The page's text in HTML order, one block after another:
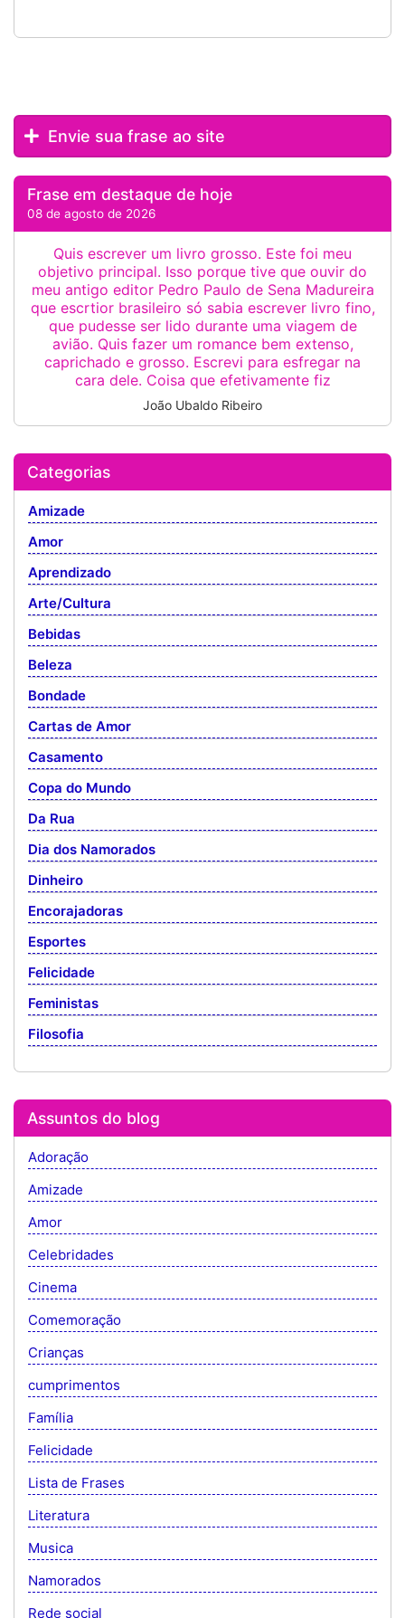
Envie sua frase ao site
Frase em destaque de hoje
08 de agosto de 2026
Quis escrever um livro grosso. Este foi meu
objetivo principal. Isso porque tive que ouvir do
meu antigo editor Pedro Paulo de Sena Madureira
que escrtior brasileiro só sabia escrever livro fino,
que pudesse ser lido durante uma viagem de
avião. Quis fazer um romance bem extenso,
caprichado e grosso. Escrevi para esfregar na
cara dele. Coisa que efetivamente fiz
João Ubaldo Ribeiro
Categorias
Amizade
Amor
Aprendizado
Arte/Cultura
Bebidas
Beleza
Bondade
Cartas de Amor
Casamento
Copa do Mundo
Da Rua
Dia dos Namorados
Dinheiro
Encorajadoras
Esportes
Felicidade
Feministas
Filosofia
Assuntos do blog
Adoração
Amizade
Amor
Celebridades
Cinema
Comemoração
Crianças
cumprimentos
Família
Felicidade
Lista de Frases
Literatura
Musica
Namorados
Rede social